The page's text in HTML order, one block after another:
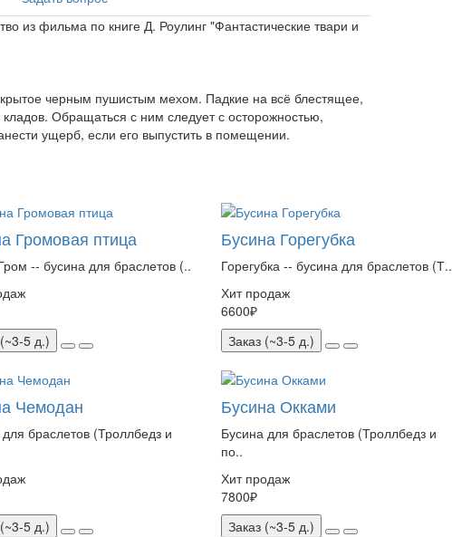
из фильма по книге Д. Роулинг "Фантастические твари и
черным пушистым мехом. Падкие на всё блестящее,
Обращаться с ним следует с осторожностью,
ущерб, если его выпустить в помещении.
Громовая птица
-- бусина для браслетов (..
5 д.)
Бусина Горегубка
Горегубка -- бусина для браслетов (Т..
Хит продаж
6600₽
Заказ (~3-5 д.)
Чемодан
браслетов (Троллбедз и
5 д.)
Бусина Окками
Бусина для браслетов (Троллбедз и
по..
Хит продаж
7800₽
Заказ (~3-5 д.)